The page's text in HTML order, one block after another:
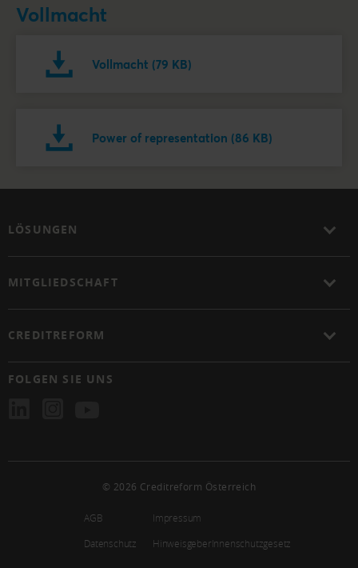
Vollmacht
Vollmacht (79 KB)
Power of representation (86 KB)
LÖSUNGEN
MITGLIEDSCHAFT
CREDITREFORM
FOLGEN SIE UNS
© 2026 Creditreform Österreich
AGB
Impressum
Datenschutz
HinweisgeberInnenschutzgesetz